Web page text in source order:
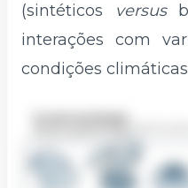
(sintéticos
versus
interações com
condições